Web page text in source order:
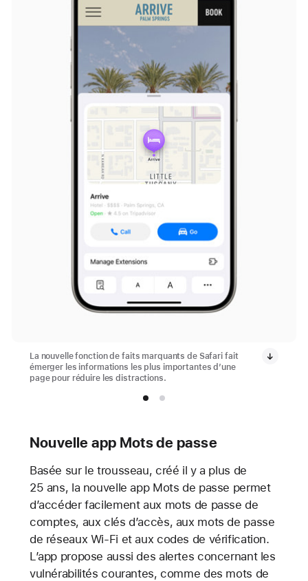
La nouvelle fonction de faits marquants de Safari fait
émerger les informations les plus importantes d’une
page pour réduire les distractions.
Nouvelle app Mots de passe
Basée sur le trousseau, créé il y a plus de
25 ans, la nouvelle app Mots de passe permet
d’accéder facilement aux mots de passe de
comptes, aux clés d’accès, aux mots de passe
de réseaux Wi‑Fi et aux codes de vérification.
L’app propose aussi des alertes concernant les
vulnérabilités courantes, comme des mots de